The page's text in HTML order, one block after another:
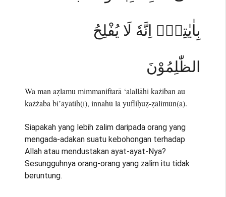
بِاٰيٰتِهٖۗ اِنَّهٗ لَا يُفْلِحُ
الظّٰلِمُوْنَ
Wa man aẓlamu mimmaniftarā ‘alallāhi każiban au
każżaba bi’āyātih(ī), innahū lā yufliḥuẓ-ẓālimūn(a).
Siapakah yang lebih zalim daripada orang yang
mengada-adakan suatu kebohongan terhadap
Allah atau mendustakan ayat-ayat-Nya?
Sesungguhnya orang-orang yang zalim itu tidak
beruntung.